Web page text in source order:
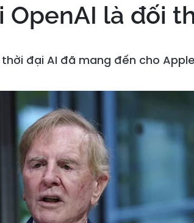
OpenAI là đối
thời đại AI đã mang đến cho